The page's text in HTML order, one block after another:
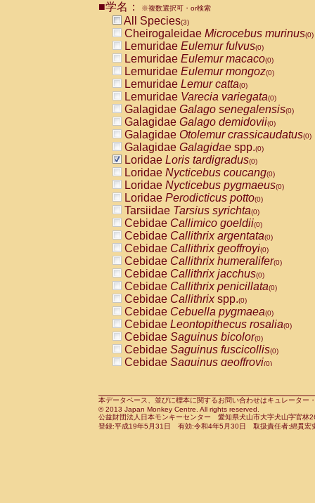
CebidaeCebus nigrivittatus
CebidaeCebus
CebidaeSaimiri boliviensis(0)
CebidaeSaimiri sciureus(0)
AtelidaeAlouatta caraya(0)
AtelidaeAlouatta fusca(0)
AtelidaeAlouatta seniculus
AtelidaeAlouattaspp.(0)
AtelidaeAteles belzebuth(0)
AtelidaeAteles geoffroyi(0)
AtelidaeAteles paniscus(0)
AtelidaeAtelesspp.(0)
Atelidae Lagothrix lagothricha
AtelidaeLagothrix lagothricha cana
PitheciidaeCacajao calvus
PitheciidaeCallicebus cupreus
PitheciidaeCallicebus donacophilus
PitheciidaeCallicebus moloch
PitheciidaeCallicebus torquatus
PitheciidaeCallicebusspp.(0)
PitheciidaeChiropotes satanas(0)
PitheciidaePithecia monachus
PitheciidaePithecia pithecia(0)
CercopithecidaeCercocebus agilis
CercopithecidaeCercocebus
CercopithecidaeCercocebus
CercopithecidaeCercocebus
CercopithecidaeCercocebus
CercopithecidaeCercocebushybrid
CercopithecidaePapio anubis(0)
CercopithecidaePapio cynocephalus
CercopithecidaePapio hamadryas(0)
■学名： ※複数選択可・or検索
All Species(3)
Cheirogaleidae Microcebus murinus(0)
Lemuridae Eulemur fulvus(0)
Lemuridae Eulemur macaco(0)
Lemuridae Eulemur mongoz(0)
Lemuridae Lemur catta(0)
Lemuridae Varecia variegata(0)
Galagidae Galago senegalensis(0)
Galagidae Galago demidovii(0)
Galagidae Otolemur crassicaudatus(0)
Galagidae Galagidae spp.(0)
Loridae Loris tardigradus(0)
Loridae Nycticebus coucang(0)
Loridae Nycticebus pygmaeus(0)
Loridae Perodicticus potto(0)
Tarsiidae Tarsius syrichta(0)
Cebidae Callimico goeldii(0)
Cebidae Callithrix argentata(0)
Cebidae Callithrix geoffroyi(0)
Cebidae Callithrix humeralifer(0)
Cebidae Callithrix jacchus(0)
Cebidae Callithrix penicillata(0)
Cebidae Callithrixspp.(0)
Cebidae Cebuella pygmaea(0)
Cebidae Leontopithecus rosalia(0)
Cebidae Saguinus bicolor(0)
Cebidae Saguinus fuscicollis(0)
Cebidae Saguinus geoffroyi(0)
CebidaeSaguinus leucopus(0)
CebidaeSaguinus midas(0)
Cebidae Saguinus mystax(0)
本データベース、並びに標本に関するお問い合わせはキュレータ
© 2013 Japan Monkey Centre. All rights reserved.
公益財団法人日本モンキーセンター 愛知県犬山市大字犬山字官
登録:平成19年5月31日 有効:令和4年5月30日 取扱責任者:綿貫宏